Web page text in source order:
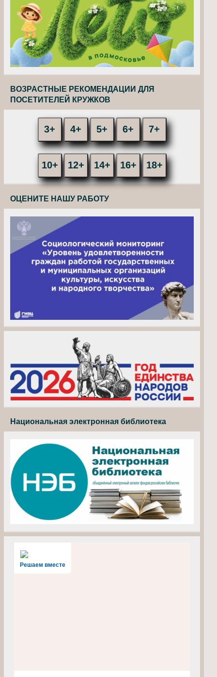
ВОЗРАСТНЫЕ РЕКОМЕНДАЦИИ ДЛЯ
ПОСЕТИТЕЛЕЙ КРУЖКОВ
3+ 4+ 5+ 6+ 7+
10+ 12+ 14+ 16+ 18+
ОЦЕНИТЕ НАШУ РАБОТУ
Национальная электронная библиотека
Решаем вместе